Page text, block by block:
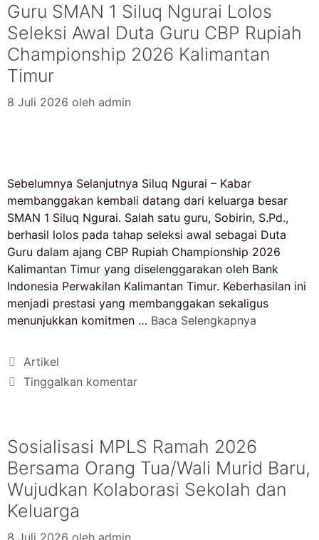
Guru SMAN 1 Siluq Ngurai Lolos
Seleksi Awal Duta Guru CBP Rupiah
Championship 2026 Kalimantan
Timur
8 Juli 2026 oleh admin
Sebelumnya Selanjutnya Siluq Ngurai – Kabar
membanggakan kembali datang dari keluarga besar
SMAN 1 Siluq Ngurai. Salah satu guru, Sobirin, S.Pd.,
berhasil lolos pada tahap seleksi awal sebagai Duta
Guru dalam ajang CBP Rupiah Championship 2026
Kalimantan Timur yang diselenggarakan oleh Bank
Indonesia Perwakilan Kalimantan Timur. Keberhasilan ini
menjadi prestasi yang membanggakan sekaligus
menunjukkan komitmen … Baca Selengkapnya
Artikel
Tinggalkan komentar
Sosialisasi MPLS Ramah 2026
Bersama Orang Tua/Wali Murid Baru,
Wujudkan Kolaborasi Sekolah dan
Keluarga
8 Juli 2026 oleh admin